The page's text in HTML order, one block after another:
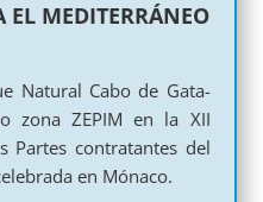
MEDITERRÁNEO
Natural Cabo de Gata-
zona ZEPIM en la XII
Partes contratantes del
en Mónaco.